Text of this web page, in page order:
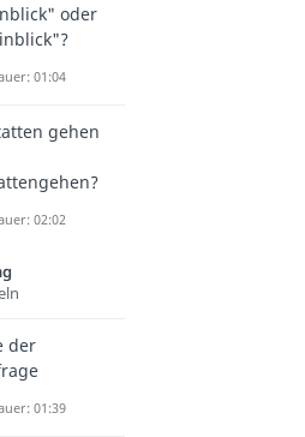
oder
01:04
gehen
02:02
der
01:39